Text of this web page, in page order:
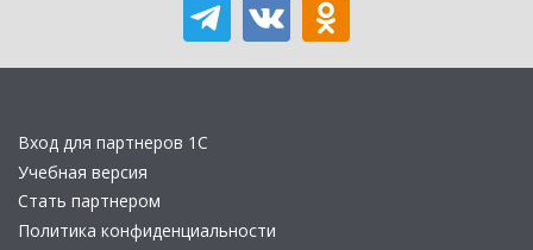
Вход для партнеров 1С
Учебная версия
Стать партнером
Политика конфиденциальности